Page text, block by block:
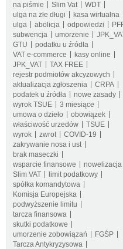
na piśmie
Slim Vat
WDT
ulga na złe długi
kasa wirtualna
ulga
abolicja odpowiedzi
subwencja
umorzenie
GTU
podatku u źródła
VAT e-commerce
kasy online
JPK_VAT
TAX FREE
rejestr podmiotów akcyzowych
aktualizacja zgłoszenia
CRPA
podatek u źródła
nowe zasady
wyrok TSUE
3 miesiące
umowa o dzieło
obowiązek
właściwość urzedów
TSUE
wyrok
zwrot
COVID-19
zakrywanie nosa i ust
brak maseczki
wsparcie finansowe
nowelizacja
Slim VAT
limit podatkowy
spółka komandytowa
Komisja Europejska
podwyższenie limitu
tarcza finansowa
skutki podatkowe
umorzenie zobowiązań
FGŚP
Tarcza Antykryzysowa